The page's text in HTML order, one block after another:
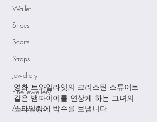
Wallet
Shoes
Scarfs
Straps
Jewellery
Fine Jewellery
Accessories
영화 트와일라잇의 크리스틴 스튜어트
같은 뱀파이어를 연상케 하는 그녀의
스타일링에 박수를 보냅니다.